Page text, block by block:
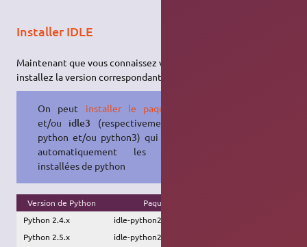
Installer IDLE
Maintenant que vous connaissez votre version de Python,
installez la version correspondante d'IDLE.
On peut installer le paquet
et/ou idle3 (respectivement pour
python et/ou python3) qui détecte
automatiquement les versions
installées de python
Version de Python Paquet à
Python 2.4.x
idle-python2.4
Python 2.5.x
idle-python2.5